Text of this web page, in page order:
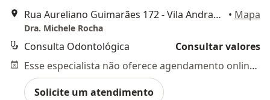
Rua Aureliano Guimarães 172 - Vila Andrade - Sala 213, São Paulo
• Mapa
Dra. Michele Rocha
Consulta Odontológica
Consultar valores
Esse especialista não oferece agendamento online para esse endereço.
Solicite um atendimento